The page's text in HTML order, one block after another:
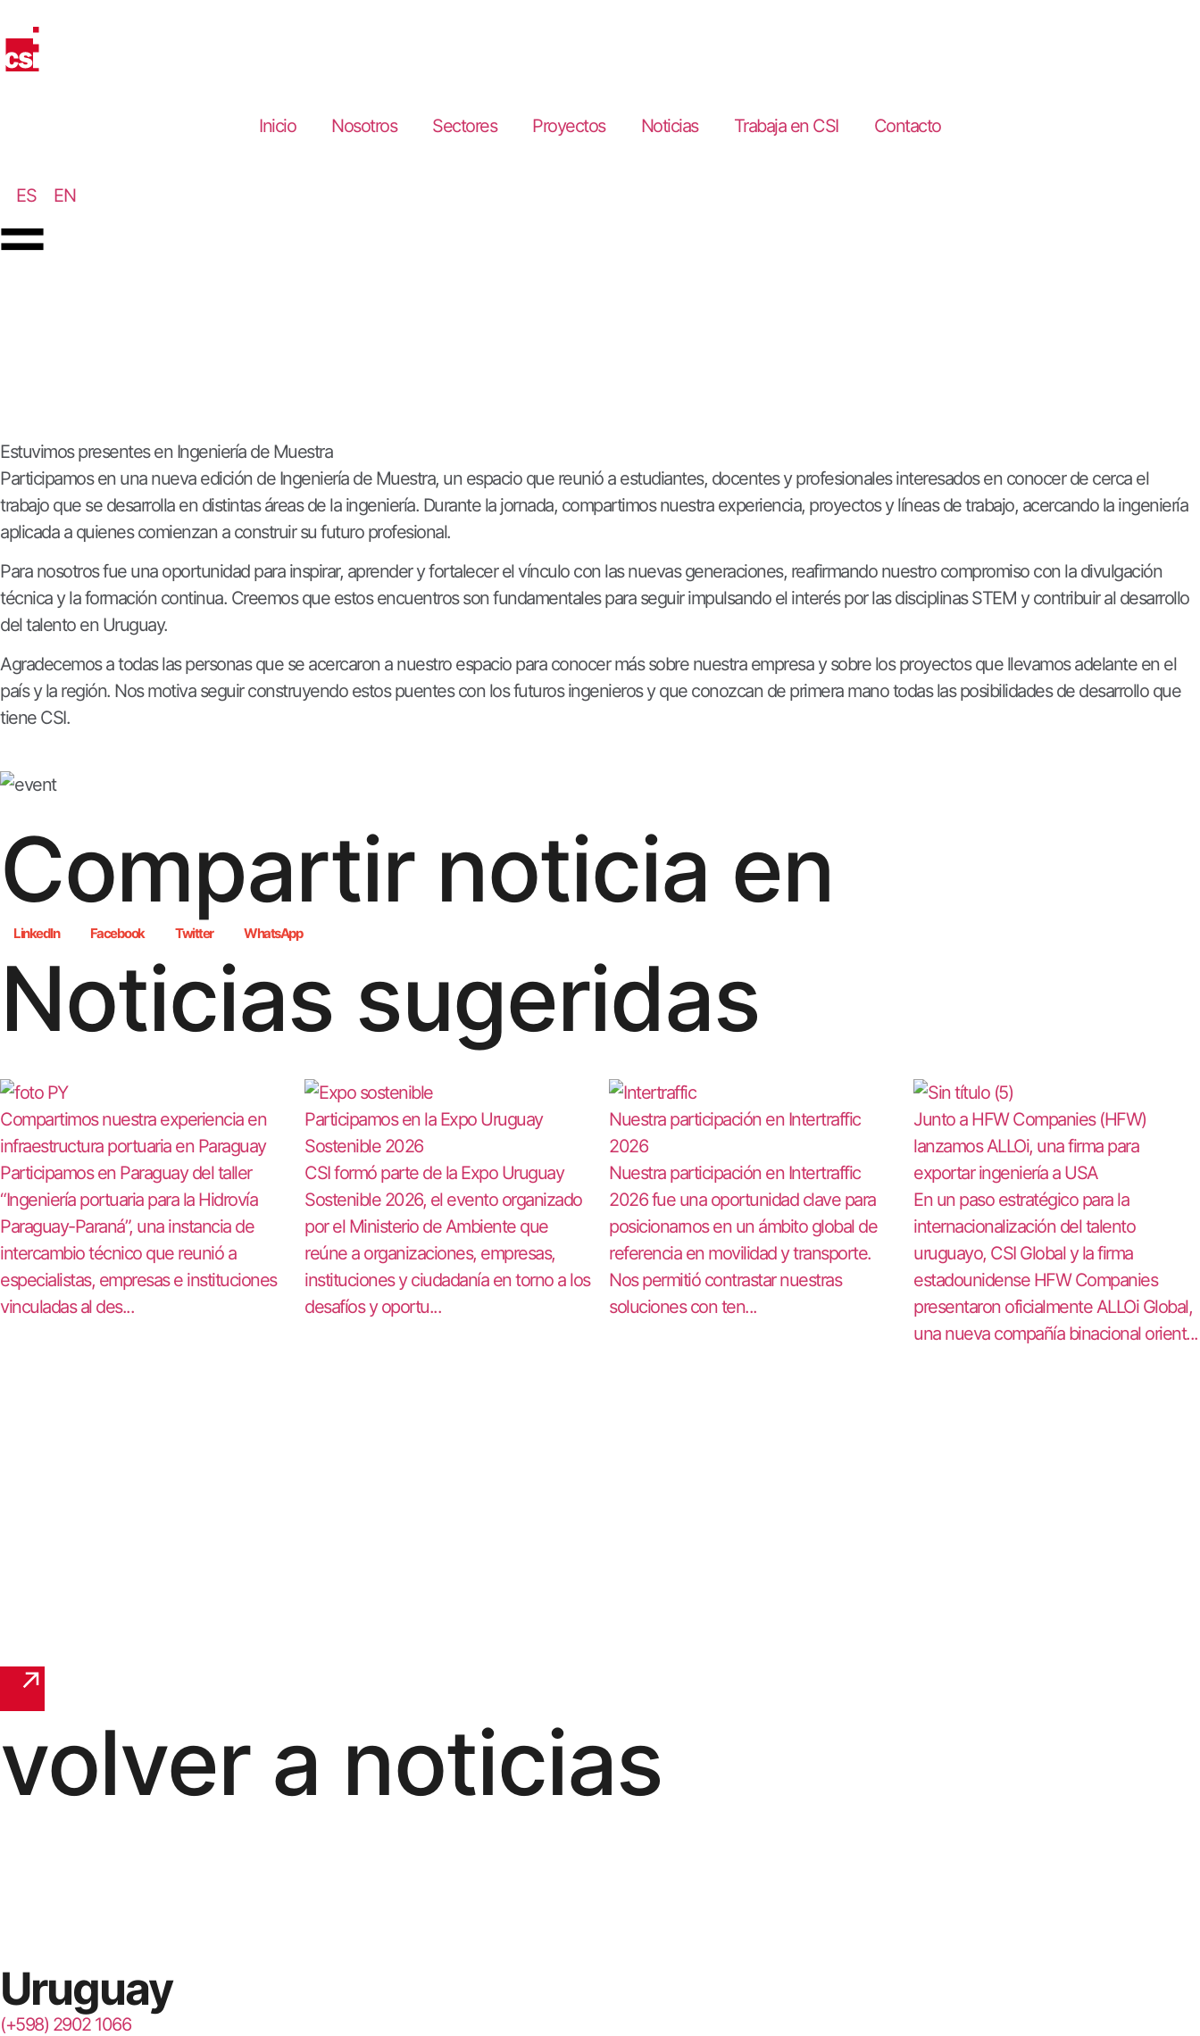
Inicio Nosotros Sectores Proyectos Noticias Trabaja en CSI Contacto
ES EN
Estuvimos presentes en Ingeniería de Muestra
Participamos en una nueva edición de Ingeniería de Muestra, un espacio que reunió a estudiantes, docentes y profesionales interesados en conocer de cerca el
trabajo que se desarrolla en distintas áreas de la ingeniería. Durante la jornada, compartimos nuestra experiencia, proyectos y líneas de trabajo, acercando la ingeniería
aplicada a quienes comienzan a construir su futuro profesional.
Para nosotros fue una oportunidad para inspirar, aprender y fortalecer el vínculo con las nuevas generaciones, reafirmando nuestro compromiso con la divulgación
técnica y la formación continua. Creemos que estos encuentros son fundamentales para seguir impulsando el interés por las disciplinas STEM y contribuir al desarrollo
del talento en Uruguay.
Agradecemos a todas las personas que se acercaron a nuestro espacio para conocer más sobre nuestra empresa y sobre los proyectos que llevamos adelante en el
país y la región. Nos motiva seguir construyendo estos puentes con los futuros ingenieros y que conozcan de primera mano todas las posibilidades de desarrollo que
tiene CSI.
Compartir noticia en
LinkedIn Facebook Twitter WhatsApp
Noticias sugeridas
Compartimos nuestra experiencia en
infraestructura portuaria en Paraguay
Participamos en Paraguay del taller
“Ingeniería portuaria para la Hidrovía
Paraguay-Paraná”, una instancia de
intercambio técnico que reunió a
especialistas, empresas e instituciones
vinculadas al des...
Participamos en la Expo Uruguay
Sostenible 2026
CSI formó parte de la Expo Uruguay
Sostenible 2026, el evento organizado
por el Ministerio de Ambiente que
reúne a organizaciones, empresas,
instituciones y ciudadanía en torno a los
desafíos y oportu...
Nuestra participación en Intertraffic
2026
Nuestra participación en Intertraffic
2026 fue una oportunidad clave para
posicionarnos en un ámbito global de
referencia en movilidad y transporte.
Nos permitió contrastar nuestras
soluciones con ten...
Junto a HFW Companies (HFW)
lanzamos ALLOi, una firma para
exportar ingeniería a USA
En un paso estratégico para la
internacionalización del talento
uruguayo, CSI Global y la firma
estadounidense HFW Companies
presentaron oficialmente ALLOi Global,
una nueva compañía binacional orient...
volver a noticias
Uruguay
(+598) 2902 1066